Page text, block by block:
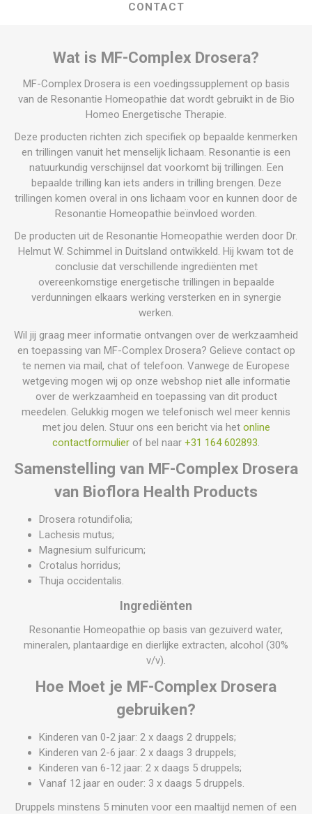
CONTACT
Wat is MF-Complex Drosera?
MF-Complex Drosera is een voedingssupplement op basis
van de Resonantie Homeopathie dat wordt gebruikt in de Bio
Homeo Energetische Therapie.
Deze producten richten zich specifiek op bepaalde kenmerken
en trillingen vanuit het menselijk lichaam. Resonantie is een
natuurkundig verschijnsel dat voorkomt bij trillingen. Een
bepaalde trilling kan iets anders in trilling brengen. Deze
trillingen komen overal in ons lichaam voor en kunnen door de
Resonantie Homeopathie beïnvloed worden.
De producten uit de Resonantie Homeopathie werden door Dr.
Helmut W. Schimmel in Duitsland ontwikkeld. Hij kwam tot de
conclusie dat verschillende ingrediënten met
overeenkomstige energetische trillingen in bepaalde
verdunningen elkaars werking versterken en in synergie
werken.
Wil jij graag meer informatie ontvangen over de werkzaamheid
en toepassing van MF-Complex Drosera? Gelieve contact op
te nemen via mail, chat of telefoon. Vanwege de Europese
wetgeving mogen wij op onze webshop niet alle informatie
over de werkzaamheid en toepassing van dit product
meedelen. Gelukkig mogen we telefonisch wel meer kennis
met jou delen. Stuur ons een bericht via het online
contactformulier of bel naar +31 164 602893.
Samenstelling van MF-Complex Drosera
van Bioflora Health Products
Drosera rotundifolia;
Lachesis mutus;
Magnesium sulfuricum;
Crotalus horridus;
Thuja occidentalis.
Ingrediënten
Resonantie Homeopathie op basis van gezuiverd water,
mineralen, plantaardige en dierlijke extracten, alcohol (30%
v/v).
Hoe Moet je MF-Complex Drosera
gebruiken?
Kinderen van 0-2 jaar: 2 x daags 2 druppels;
Kinderen van 2-6 jaar: 2 x daags 3 druppels;
Kinderen van 6-12 jaar: 2 x daags 5 druppels;
Vanaf 12 jaar en ouder: 3 x daags 5 druppels.
Druppels minstens 5 minuten voor een maaltijd nemen of een